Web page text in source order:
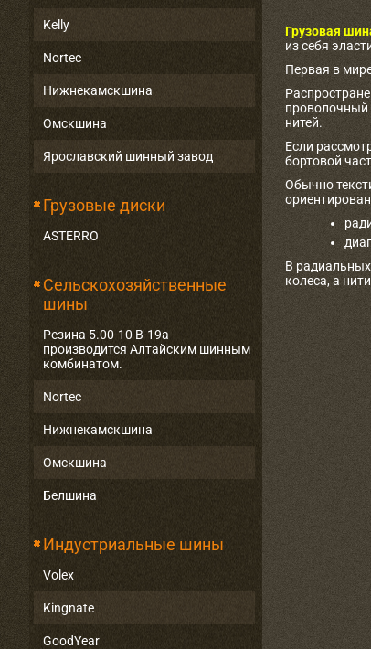
Kelly
Nortec
Нижнекамскшина
Омскшина
Ярославский шинный завод
Грузовые диски
ASTERRO
Сельскохозяйственные
шины
Резина 5.00-10 В-19а
производится Алтайским шинным
комбинатом.
Nortec
Нижнекамскшина
Омскшина
Белшина
Индустриальные шины
Volex
Kingnate
GoodYear
Грузовая
из себя
Первая в
проволочный
нитей.
Если
бортовой
Обычно
В
колеса, а